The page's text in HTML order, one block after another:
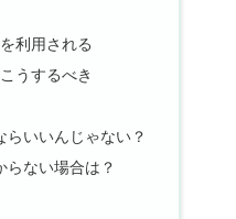
利用される
うするべき
いいんじゃない？
らない場合は？